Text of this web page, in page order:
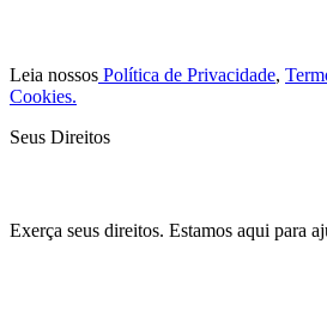
Leia nossos Política de Privacidade,
Cookies.
Seus Direitos
Exerça seus direitos. Estamos aqui para